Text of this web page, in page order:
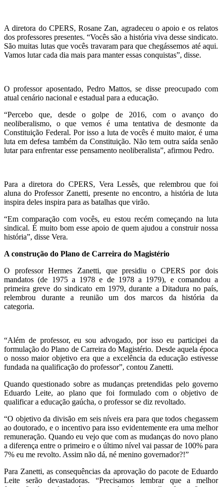
A diretora do CPERS, Rosane Zan, agradeceu o apoio e os relatos
dos professores presentes. “Vocês são a história viva desse sindicato.
São muitas lutas que vocês travaram para que chegássemos até aqui.
Vamos lutar cada dia mais para manter essas conquistas”, disse.
O professor aposentado, Pedro Mattos, se disse preocupado com
atual cenário nacional e estadual para a educação.
“Percebo que, desde o golpe de 2016, com o avanço do
neoliberalismo, o que vemos é uma tentativa de desmonte da
Constituição Federal. Por isso a luta de vocês é muito maior, é uma
luta em defesa também da Constituição. Não tem outra saída senão
lutar para enfrentar esse pensamento neoliberalista”, afirmou Pedro.
Para a diretora do CPERS, Vera Lessês, que relembrou que foi
aluna do Professor Zanetti, presente no encontro, a história de luta
inspira deles inspira para as batalhas que virão.
“Em comparação com vocês, eu estou recém começando na luta
sindical. É muito bom esse apoio de quem ajudou a construir nossa
história”, disse Vera.
A construção do Plano de Carreira do Magistério
O professor Hermes Zanetti, que presidiu o CPERS por dois
mandatos (de 1975 a 1978 e de 1978 a 1979), e comandou a
primeira greve do sindicato em 1979, durante a Ditadura no país,
relembrou durante a reunião um dos marcos da história da
categoria.
“Além de professor, eu sou advogado, por isso eu participei da
formulação do Plano de Carreira do Magistério. Desde aquela época
o nosso maior objetivo era que a excelência da educação estivesse
fundada na qualificação do professor”, contou Zanetti.
Quando questionado sobre as mudanças pretendidas pelo governo
Eduardo Leite, ao plano que foi formulado com o objetivo de
qualificar a educação gaúcha, o professor se diz revoltado.
“O objetivo da divisão em seis níveis era para que todos chegassem
ao doutorado, e o incentivo para isso evidentemente era uma melhor
remuneração. Quando eu vejo que com as mudanças do novo plano
a diferença entre o primeiro e o último nível vai passar de 100% para
7% eu me revolto. Assim não dá, né menino governador?!”
Para Zanetti, as consequências da aprovação do pacote de Eduardo
Leite serão devastadoras. “Precisamos lembrar que a melhor